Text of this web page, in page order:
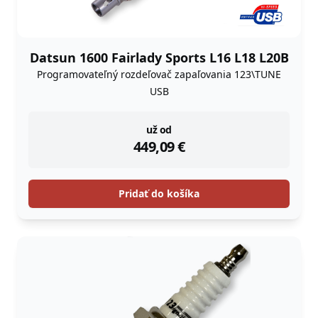
Datsun 1600 Fairlady Sports L16 L18 L20B
Programovateľný rozdeľovač zapaľovania 123\TUNE
USB
už od
449,09€
instock
Pridať do košíka